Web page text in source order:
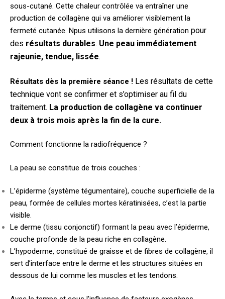
sous-cutané. Cette chaleur contrôlée va entraîner une
production de collagène qui va améliorer visiblement la
fermeté cutanée. Npus utilisons la dernière génération pour
des résultats durables. Une peau immédiatement
rajeunie, tendue, lissée.
Résultats dès la première séance ! Les résultats de cette
technique vont se confirmer et s’optimiser au fil du
traitement. La production de collagène va continuer
deux à trois mois après la fin de la cure.
Comment fonctionne la radiofréquence ?
La peau se constitue de trois couches :
L’épiderme (système tégumentaire), couche superficielle de la
peau, formée de cellules mortes kératinisées, c’est la partie
visible.
Le derme (tissu conjonctif) formant la peau avec l’épiderme,
couche profonde de la peau riche en collagène.
L’hypoderme, constitué de graisse et de fibres de collagène, il
sert d’interface entre le derme et les structures situées en
dessous de lui comme les muscles et les tendons.